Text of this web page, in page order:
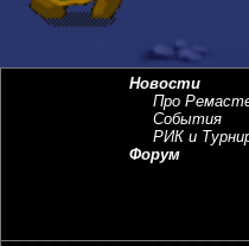
Новости
Про
События
РИК и
Форум